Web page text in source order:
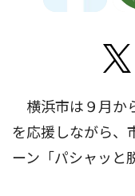
横浜市は９月か
を応援しながら、
ーン「パシャッと